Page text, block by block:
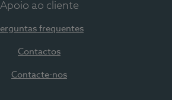
Apoio ao cliente
frequentes
Contactos
Contacte-nos